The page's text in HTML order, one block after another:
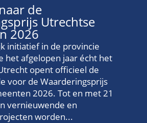
de
Utrechtse
2026
initiatief in de provincie
het afgelopen jaar écht het
opent officieel de
voor de Waarderingsprijs
2026. Tot en met 21
vernieuwende en
worden...